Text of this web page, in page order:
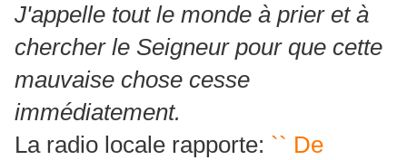
J'appelle tout le monde à prier et à
chercher le Seigneur pour que cette
mauvaise chose cesse
immédiatement.
La radio locale rapporte: `` De